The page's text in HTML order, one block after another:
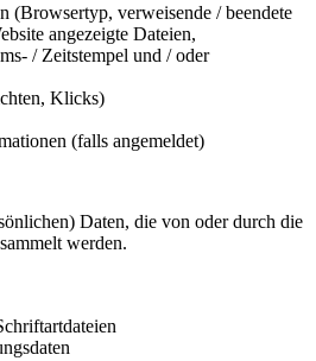
(Browsertyp, verweisende / beendete
angezeigte Dateien,
/ Zeitstempel und / oder
Klicks)
(falls angemeldet)
Daten, die von oder durch die
werden.